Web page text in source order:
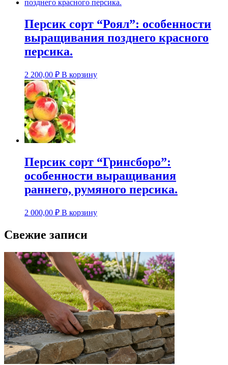
Персик сорт “Роял”: особенности
выращивания позднего красного
персика.
2 200,00 ₽ В корзину
Персик сорт “Гринсборо”:
особенности выращивания
раннего, румяного персика.
2 000,00 ₽ В корзину
Свежие записи